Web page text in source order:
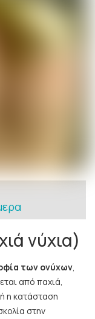
νύχια)
των ονύχων,
από παχιά,
η κατάσταση
στην